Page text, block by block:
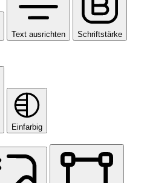
Text ausrichten Schriftstärke
Einfarbig